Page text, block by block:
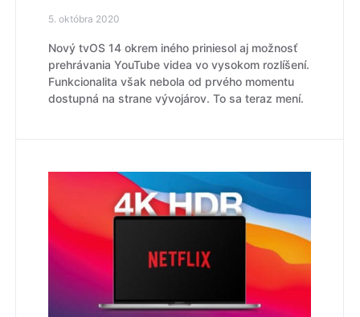
5. októbra 2020
Nový tvOS 14 okrem iného priniesol aj možnosť
prehrávania YouTube videa vo vysokom rozlíšení.
Funkcionalita však nebola od prvého momentu
dostupná na strane vývojárov. To sa teraz mení.